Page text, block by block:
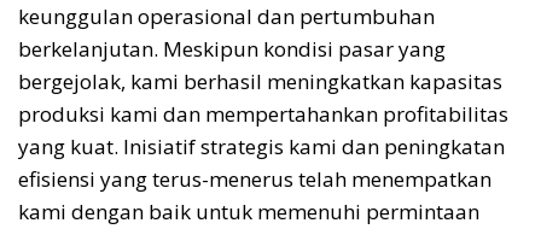
keunggulan operasional dan pertumbuhan
berkelanjutan. Meskipun kondisi pasar yang
bergejolak, kami berhasil meningkatkan kapasitas
produksi kami dan mempertahankan profitabilitas
yang kuat. Inisiatif strategis kami dan peningkatan
efisiensi yang terus-menerus telah menempatkan
kami dengan baik untuk memenuhi permintaan